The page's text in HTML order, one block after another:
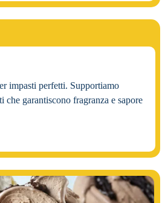
02.
impasti perfetti. Supportiamo
che garantiscono fragranza e sapore